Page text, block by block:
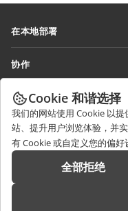
在本地部署
协作空间
工作区
连接器
桌面应用程序
移动应用程序
协作
针对翻译人员
针对博主
职位空缺
获取最新资讯
博客
获取帮助
论坛
销售相关问题
Cookie 和谐选择
我们的网站使用 Cookie 以
站、提升用户浏览体验，并
有 Cookie 或自定义您的偏好
全部拒绝